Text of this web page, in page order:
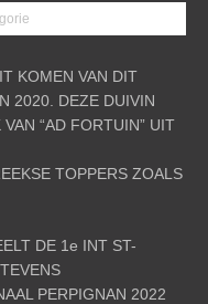
KOMEN VAN DIT
2020. DEZE DUIVIN
“AD FORTUIN” UIT
TOPPERS ZOALS
DE 1e INT ST-
PERPIGNAN 2022